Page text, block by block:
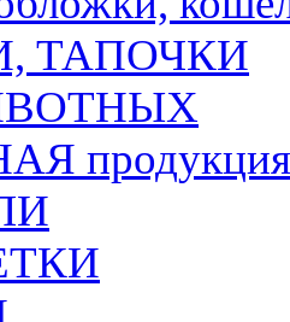
ТАПОЧКИ
продукция